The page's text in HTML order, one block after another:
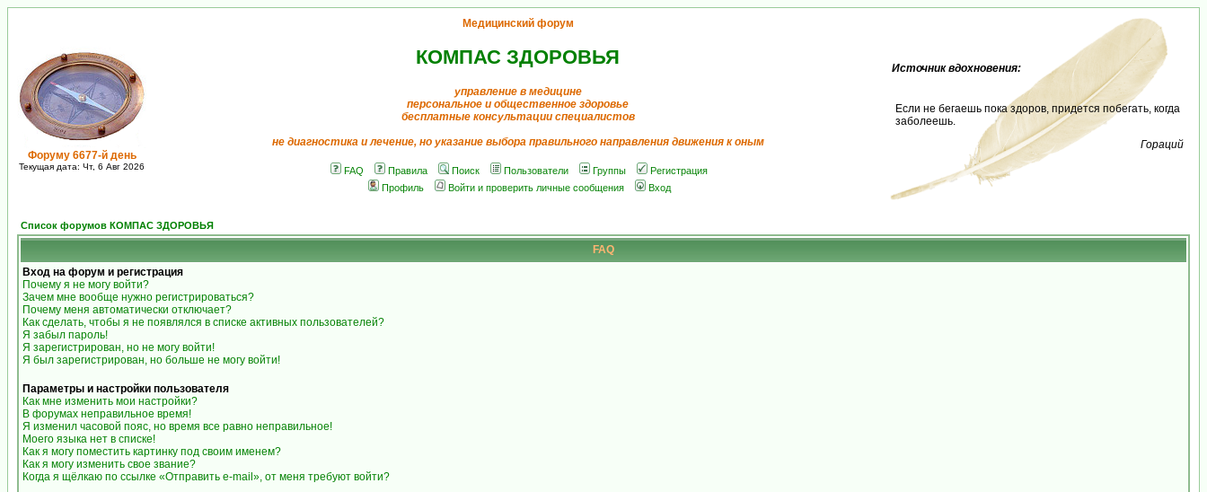
Форуму 6677-й день
Текущая дата: Чт, 6 Авг 2026
Медицинский форум
КОМПАС ЗДОРОВЬЯ
управление в медицине
персональное и общественное здоровье
бесплатные консультации специалистов
не диагностика и лечение, но указание выбора правильного направления движения к оным
FAQ Правила Поиск Пользователи Группы
Регистрация
Профиль
Войти и проверить личные сообщения Вход
Источник вдохновения:
Если не бегаешь пока здоров, придется побегать, когда
заболеешь.
Гораций
Список форумов КОМПАС ЗДОРОВЬЯ
FAQ
Вход на форум и регистрация
Почему я не могу войти?
Зачем мне вообще нужно регистрироваться?
Почему меня автоматически отключает?
Как сделать, чтобы я не появлялся в списке активных пользователей?
Я забыл пароль!
Я зарегистрирован, но не могу войти!
Я был зарегистрирован, но больше не могу войти!
Параметры и настройки пользователя
Как мне изменить мои настройки?
В форумах неправильное время!
Я изменил часовой пояс, но время все равно неправильное!
Моего языка нет в списке!
Как я могу поместить картинку под своим именем?
Как я могу изменить свое звание?
Когда я щёлкаю по ссылке «Отправить e-mail», от меня требуют войти?